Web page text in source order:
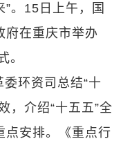
。15日上午，国
府在重庆市举办
。
环资司总结“十
，介绍“十五五”全
点安排。《重点行